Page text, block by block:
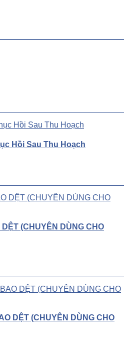
Hồi Sau Thu Hoạch
(CHUYÊN DÙNG CHO
DỆT (CHUYÊN DÙNG CHO